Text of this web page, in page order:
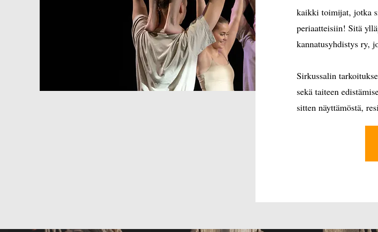
kaikki toimijat, jotka
periaatteisiin!​ Sitä
kannatusyhdistys ry,
Sirkussalin
sekä taiteen
sitten näyttämöstä,